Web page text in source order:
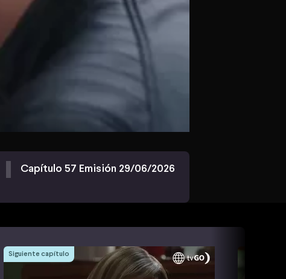
Capítulo 57 Emisión 29/06/2026
Siguiente capítulo